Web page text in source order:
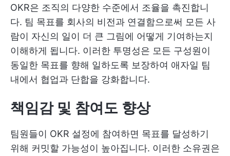
OKR은 조직의 다양한 수준에서 조율을 촉진합니
다. 팀 목표를 회사의 비전과 연결함으로써 모든 사
람이 자신의 일이 더 큰 그림에 어떻게 기여하는지
이해하게 됩니다. 이러한 투명성은 모든 구성원이
동일한 목표를 향해 일하도록 보장하여 애자일 팀
내에서 협업과 단합을 강화합니다.
책임감 및 참여도 향상
팀원들이 OKR 설정에 참여하면 목표를 달성하기
위해 커밋할 가능성이 높아집니다. 이러한 소유권은